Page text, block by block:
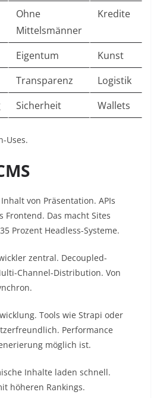
Ohne
Mittelsmänner
Kredite ​
Eigentum
Kunst ​
Transparenz
Logistik ​
Sicherheit Wallets ​
Uses.​
von Präsentation. APIs
Frontend. Das macht Sites
Prozent Headless-Systeme.​
zentral. Decoupled-
Channel-Distribution. Von
Tools wie Strapi oder
Performance
möglich ist.​
Inhalte laden schnell.
höheren Rankings.​